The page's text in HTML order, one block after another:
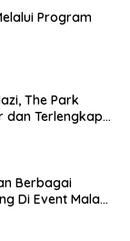
Program
The Park
dan Terlengkap
Berbagai
Di Event Malam